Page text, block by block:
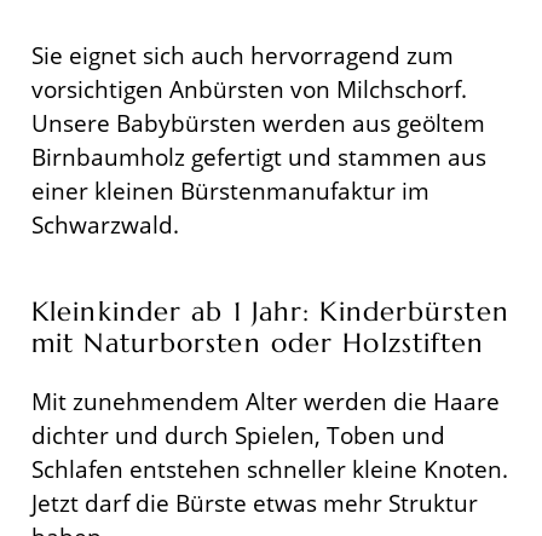
Sie eignet sich auch hervorragend zum
vorsichtigen Anbürsten von Milchschorf.
Unsere Babybürsten werden aus geöltem
Birnbaumholz gefertigt und stammen aus
einer kleinen Bürstenmanufaktur im
Schwarzwald.
Kleinkinder ab 1 Jahr: Kinderbürsten
mit Naturborsten oder Holzstiften
Mit zunehmendem Alter werden die Haare
dichter und durch Spielen, Toben und
Schlafen entstehen schneller kleine Knoten.
Jetzt darf die Bürste etwas mehr Struktur